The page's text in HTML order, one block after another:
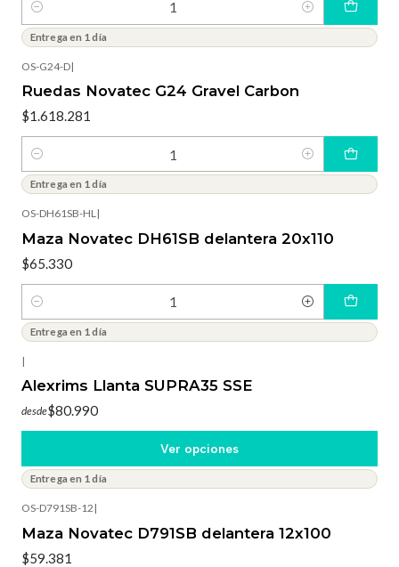
Cantidad
Entrega en 1 día
OS-G24-D|
Ruedas Novatec G24 Gravel Carbon
$1.618.281
Cantidad
Entrega en 1 día
OS-DH61SB-HL|
Maza Novatec DH61SB delantera 20x110
$65.330
Cantidad
Entrega en 1 día
|
Alexrims Llanta SUPRA35 SSE
desde$80.990
Ver opciones
Entrega en 1 día
OS-D791SB-12 |
Maza Novatec D791SB delantera 12x100
$59.381